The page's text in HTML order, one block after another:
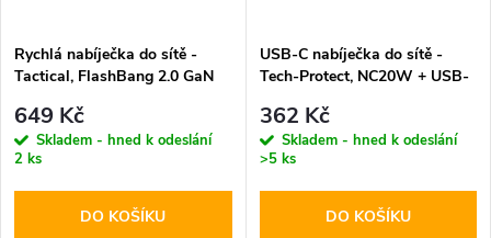
Rychlá nabíječka do sítě -
Tactical, FlashBang 2.0 GaN
649 Kč
Skladem - hned k odeslání
2 ks
DO KOŠÍKU
USB-C nabíječka do sítě -
Tech-Protect, NC20W + USB-
362 Kč
Skladem - hned k odeslání
>5 ks
DO KOŠÍKU